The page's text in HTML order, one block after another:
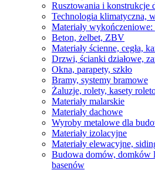
Rusztowania i konstrukcje
Technologia klimatyczna,
Materiały
Beton, żelbet, ZBV
Materiały ścienne, cegła,
Drzwi, ścianki działowe,
Okna, parapety, szkło
Bramy, systemy bramowe
Żaluzje, rolety, kasety
Materiały malarskie
Materiały dachowe
Wyroby metalowe dla
Materiały izolacyjne
Materiały elewacyjne,
Budowa domów, domków
basenów